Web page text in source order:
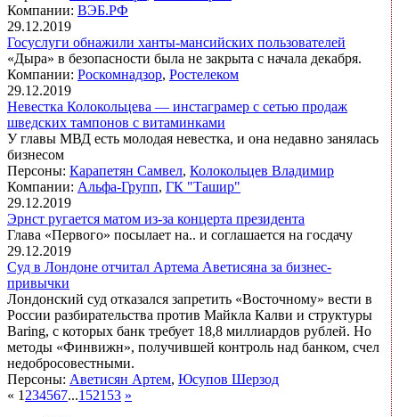
Компании: ВЭБ.РФ
29.12.2019
Госуслуги обнажили ханты-мансийских пользователей
«Дыра» в безопасности была не закрыта с начала декабря.
Компании: Роскомнадзор, Ростелеком
29.12.2019
Невестка Колокольцева — инстаграмер с сетью продаж
шведских тампонов с витаминками
У главы МВД есть молодая невестка, и она недавно занялась
бизнесом
Персоны: Карапетян Самвел, Колокольцев Владимир
Компании: Альфа-Групп, ГК "Ташир"
29.12.2019
Эрнст ругается матом из-за концерта президента
Глава «Первого» посылает на.. и соглашается на госдачу
29.12.2019
Суд в Лондоне отчитал Артема Аветисяна за бизнес-
привычки
Лондонский суд отказался запретить «Восточному» вести в
России разбирательства против Майкла Калви и структуры
Baring, с которых банк требует 18,8 миллиардов рублей. Но
методы «Финвижн», получившей контроль над банком, счел
недобросовестными.
Персоны: Аветисян Артем, Юсупов Шерзод
« 1 234567...152153 »